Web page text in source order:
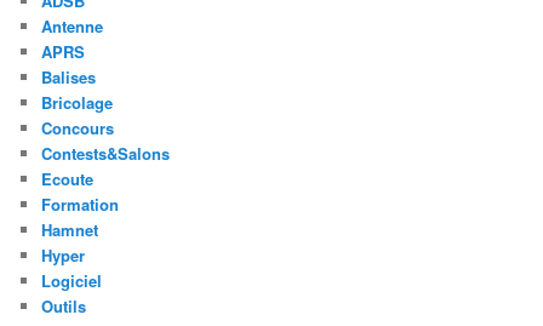
Antenne
APRS
Balises
Bricolage
Concours
Contests&Salons
Ecoute
Formation
Hamnet
Hyper
Logiciel
Outils